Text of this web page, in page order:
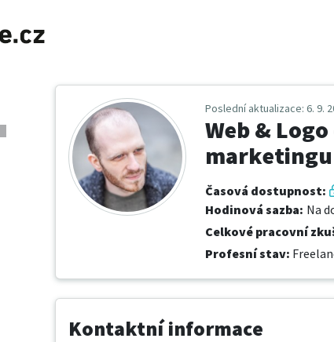
Poslední aktualizace: 6. 9.
Web &
marketingu
Časová dostupnost:
Hodinová sazba: Na
Celkové pracovní
Profesní stav:
Kontaktní informace